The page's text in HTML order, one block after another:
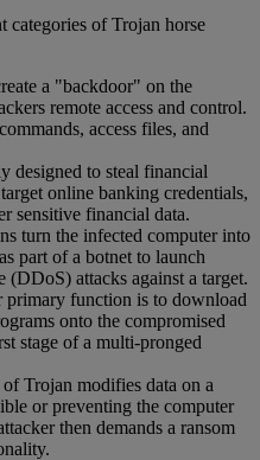
categories of Trojan horse
a "backdoor" on the
remote access and control.
access files, and
designed to steal financial
online banking credentials,
sensitive financial data.
turn the infected computer into
part of a botnet to launch
attacks against a target.
primary function is to download
onto the compromised
stage of a multi-pronged
Trojan modifies data on a
or preventing the computer
then demands a ransom